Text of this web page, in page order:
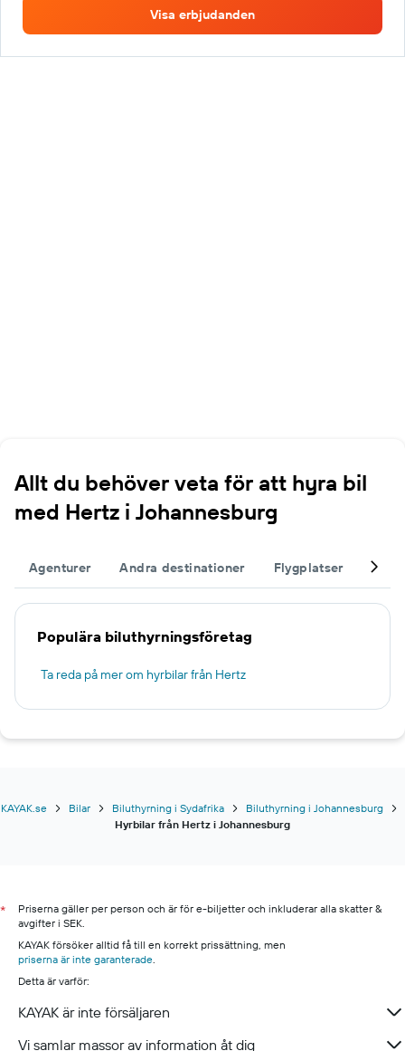
Visa erbjudanden
Allt du behöver veta för att hyra bil
med Hertz i Johannesburg
Agenturer Andra destinationer Flygplatser
Populära biluthyrningsföretag
Ta reda på mer om hyrbilar från Hertz
KAYAK.se Bilar Biluthyrning i Sydafrika
Biluthyrning i Johannesburg
Hyrbilar från Hertz i Johannesburg
*
Priserna gäller per person och är för e-biljetter och inkluderar alla skatter &
avgifter i SEK.
KAYAK försöker alltid få till en korrekt prissättning, men
priserna är inte garanterade
Detta är varför:
KAYAK är inte försäljaren
Vi samlar massor av information åt dig